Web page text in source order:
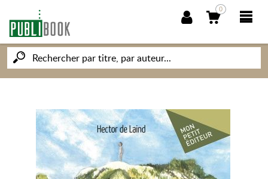
0
NOUVEAUTÉS
PUBLIBOOK
SOCIÉTÉ DES ÉCRIVAINS
CONNAISSANCES ET SAVOIRS